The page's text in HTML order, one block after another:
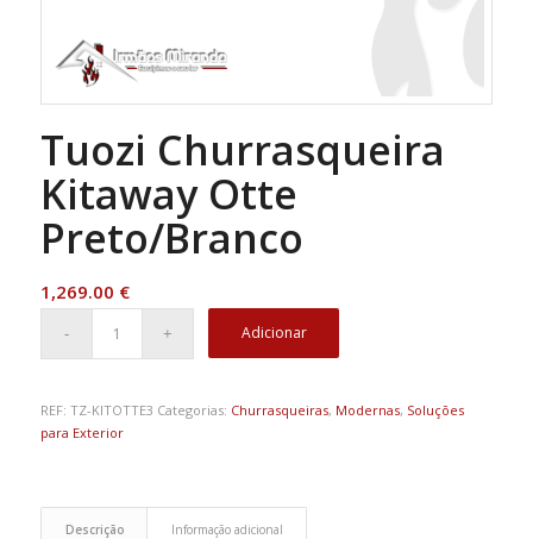
Tuozi Churrasqueira
Kitaway Otte
Preto/Branco
1,269.00 €
Adicionar
REF: TZ-KITOTTE3 Categorias: Churrasqueiras, Modernas, Soluções
para Exterior
Descrição Informação adicional